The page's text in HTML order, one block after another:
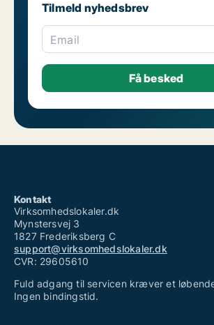
Tilmeld nyhedsbrev
Email
Kontakt
Virksomhedslokaler.dk
Mynstersvej 3
1827 Frederiksberg C
support@virksomhedslokaler.dk
CVR: 29605610
Fuld adgang til servicen kræver et
Ingen bindingstid.